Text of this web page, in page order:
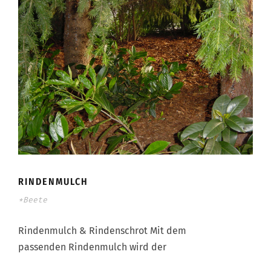
RINDENMULCH
*Beete
Rindenmulch & Rindenschrot Mit dem
passenden Rindenmulch wird der